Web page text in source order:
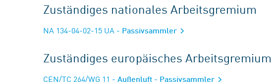
Zuständiges nationales Arbeitsgremium
NA 134-04-02-15 UA - Passivsammler
Zuständiges europäisches Arbeitsgremium
CEN/TC 264/WG 11 - Außenluft - Passivsammler